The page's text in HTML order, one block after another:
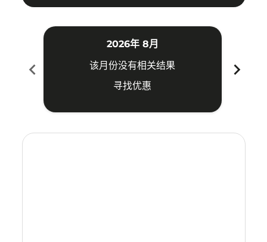
chevron_left
2026年 8月
该月份没有相关结果
寻找优惠
chevron_right